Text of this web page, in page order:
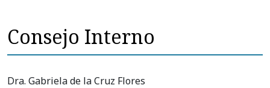
Consejo Interno
Dra. Gabriela de la Cruz Flores